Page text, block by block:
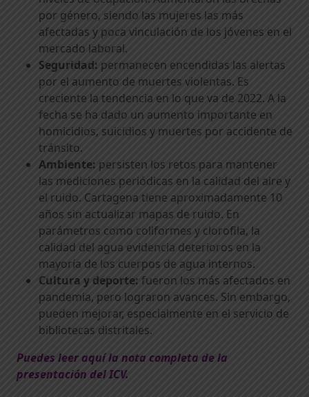
por género, siendo las mujeres las más
afectadas y poca vinculación de los jóvenes en el
mercado laboral.
Seguridad: permanecen encendidas las alertas
por el aumento de muertes violentas. Es
creciente la tendencia en lo que va de 2022. A la
fecha se ha dado un aumento importante en
homicidios, suicidios y muertes por accidente de
tránsito.
Ambiente: persisten los retos para mantener
las mediciones periódicas en la calidad del aire y
el ruido. Cartagena tiene aproximadamente 10
años sin actualizar mapas de ruido. En
parámetros como coliformes y clorofila, la
calidad del agua evidencia deterioros en la
mayoría de los cuerpos de agua internos.
Cultura y deporte: fueron los más afectados en
pandemia, pero lograron avances. Sin embargo,
pueden mejorar, especialmente en el servicio de
bibliotecas distritales.
Puedes leer aquí la nota completa de la
presentación del ICV.